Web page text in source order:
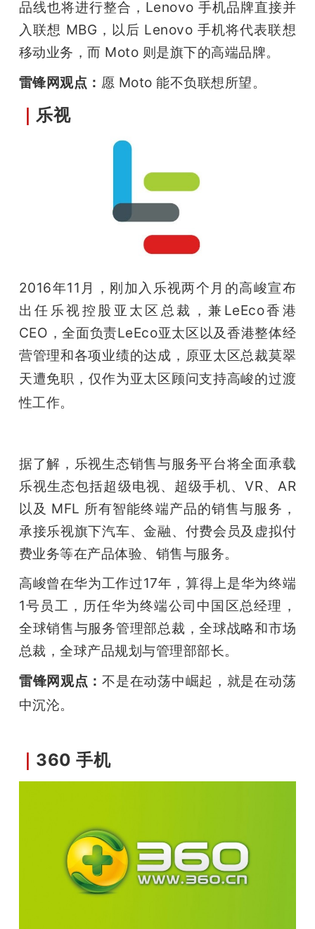
品线也将进行整合，Lenovo 手机品牌直接并
入联想 MBG，以后 Lenovo 手机将代表联想
移动业务，而 Moto 则是旗下的高端品牌。
雷锋网观点： 愿 Moto 能不负联想所望。
｜乐视
2016年11月，刚加入乐视两个月的高峻宣布
出任乐视控股亚太区总裁，兼LeEco香港
CEO，全面负责LeEco亚太区以及香港整体经
营管理和各项业绩的达成，原亚太区总裁莫翠
天遭免职， 仅作为亚太区顾问支持高峻的过渡
性工作。
据了解，乐视生态销售与服务平台将全面承载
乐视生态包括超级电视、超级手机、VR、AR
以及 MFL 所有智能终端产品的销售与服务，
承接乐视旗下汽车、金融、付费会员及虚拟付
费业务等在产品体验、销售与服务。
高峻曾在华为工作过17年，算得上是华为终端
1号员工，历任华为终端公司中国区总经理，
全球销售与服务管理部总裁，全球战略和市场
总裁，全球产品规划与管理部部长。
雷锋网观点：不是在动荡中崛起，就是在动荡
中沉沦。
360 手机